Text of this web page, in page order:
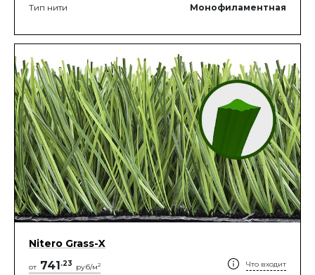
Тип нити Монофиламентная
Nitero Grass-X
от 741.23 руб/м2 Что входит